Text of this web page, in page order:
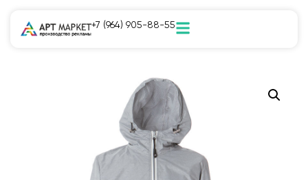
+7 (964) 905-88-55